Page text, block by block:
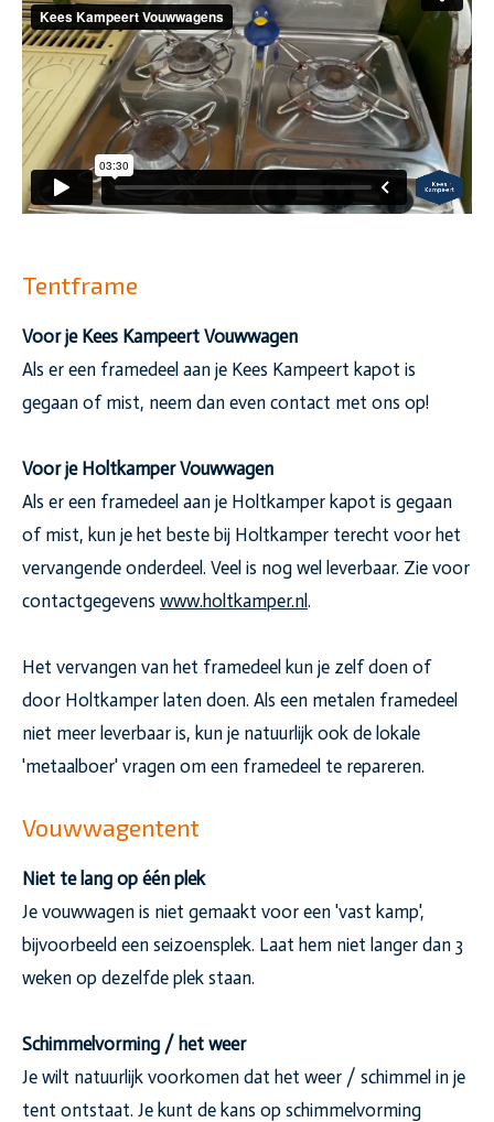
Tentframe
Voor je Kees Kampeert Vouwwagen
Als er een framedeel aan je Kees Kampeert kapot is
gegaan of mist, neem dan even contact met ons op!
Voor je Holtkamper Vouwwagen
Als er een framedeel aan je Holtkamper kapot is gegaan
of mist, kun je het beste bij Holtkamper terecht voor het
vervangende onderdeel. Veel is nog wel leverbaar. Zie voor
contactgegevens www.holtkamper.nl.
Het vervangen van het framedeel kun je zelf doen of
door Holtkamper laten doen. Als een metalen framedeel
niet meer leverbaar is, kun je natuurlijk ook de lokale
'metaalboer' vragen om een framedeel te repareren.
Vouwwagentent
Niet te lang op één plek
Je vouwwagen is niet gemaakt voor een 'vast kamp',
bijvoorbeeld een seizoensplek. Laat hem niet langer dan 3
weken op dezelfde plek staan.
Schimmelvorming / het weer
Je wilt natuurlijk voorkomen dat het weer / schimmel in je
tent ontstaat. Je kunt de kans op schimmelvorming